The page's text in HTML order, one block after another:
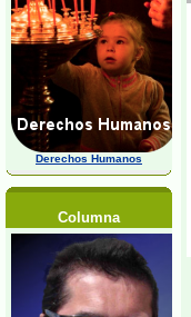
Derechos Humanos
Columna